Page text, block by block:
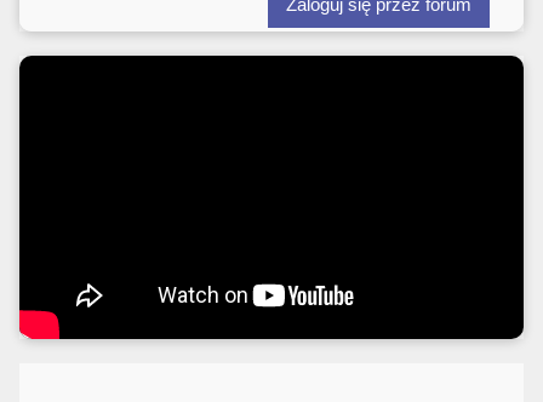
Zaloguj się przez forum